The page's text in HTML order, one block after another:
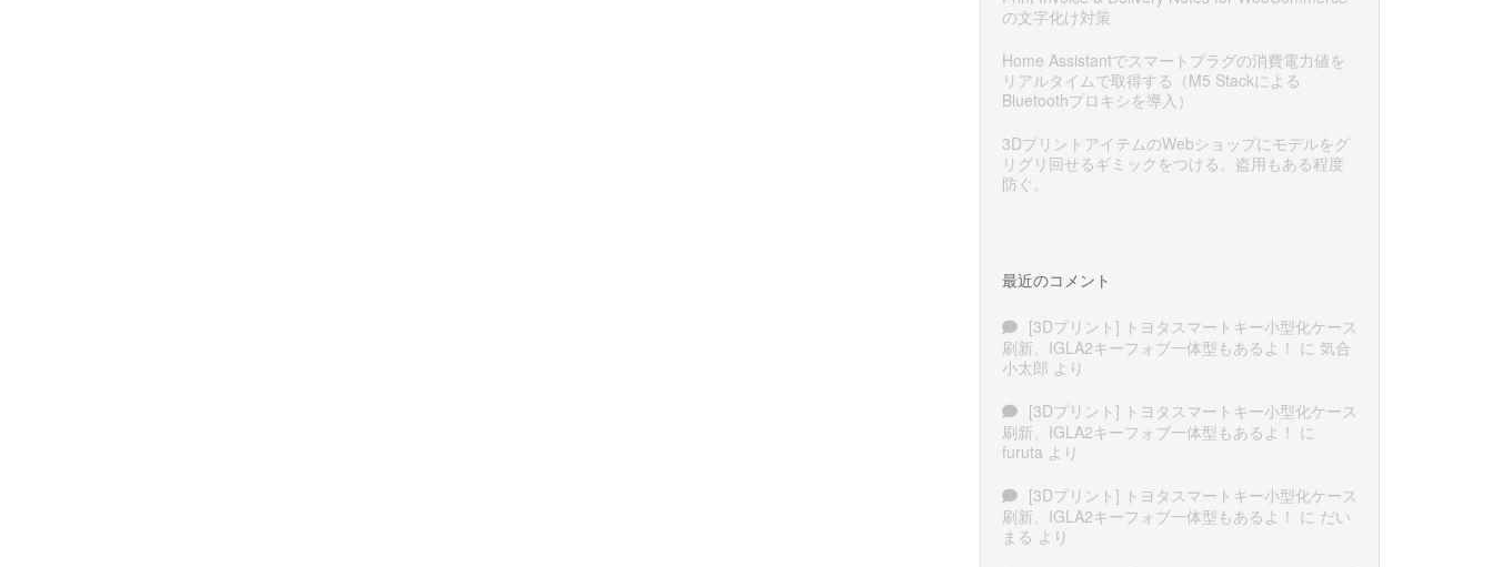
の文字化け対策
Home Assistantでスマートプラグの消費電力値を
リアルタイムで取得する（M5 Stackによる
Bluetoothプロキシを導入）
3DプリントアイテムのWebショップにモデルをグ
リグリ回せるギミックをつける。盗用もある程度
防ぐ。
最近のコメント
[3Dプリント] トヨタスマートキー小型化ケース
刷新、IGLA2キーフォブ一体型もあるよ！ に 気合
小太郎 より
[3Dプリント] トヨタスマートキー小型化ケース
刷新、IGLA2キーフォブ一体型もあるよ！ に
furuta より
[3Dプリント] トヨタスマートキー小型化ケース
刷新、IGLA2キーフォブ一体型もあるよ！ に だい
まる より